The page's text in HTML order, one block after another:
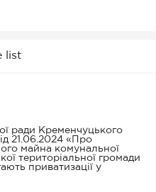
list
ради Кременчуцького
21.06.2024 «Про
майна комунальної
територіальної громади
приватизації у